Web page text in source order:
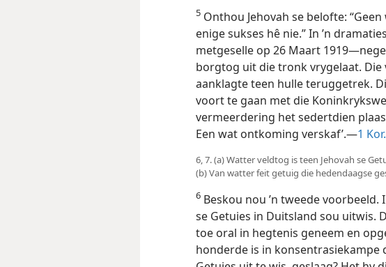
5 Onthou Jehovah se belofte:
enige sukses hê nie.” In ’n
metgeselle op 26 Maart
borgtog uit die tronk vrygelaat. Die
aanklagte teen hulle teruggetrek.
voort te gaan met die
vermeerdering het sedertdien
Een wat ontkoming verskaf’.—1
6, 7. (a) Watter veldtog is teen Jehovah se
(b) Van watter feit getuig die hedendaagse
6 Beskou nou ’n tweede
se Getuies in Duitsland sou uitwis.
toe oral in hegtenis geneem en
honderde is in konsentrasiekampe